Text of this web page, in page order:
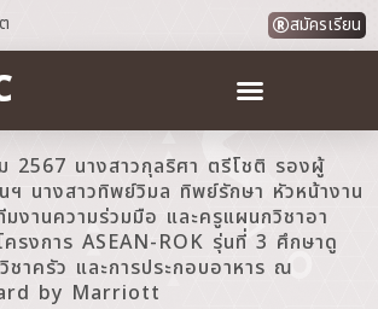
สมัครเรียน
2567 นางสาวกุลริศา ตรีโชติ รองผู้
ฯ นางสาวทิพย์วิมล ทิพย์รักษา หัวหน้างาน
งานความร่วมมือ และครูแผนกวิชาอา
ครงการ ASEAN-ROK รุ่นที่ 3 ศึกษาดู
ชาครัว และการประกอบอาหาร ณ
by Marriott